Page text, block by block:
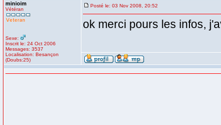
minioim
Vétéran
Sexe:
Inscrit le: 24 Oct 2006
Messages: 3537
Localisation: Besançon
(Doubs:25)
Posté le: 03 Nov 2008, 20:52
ok merci pours les infos,